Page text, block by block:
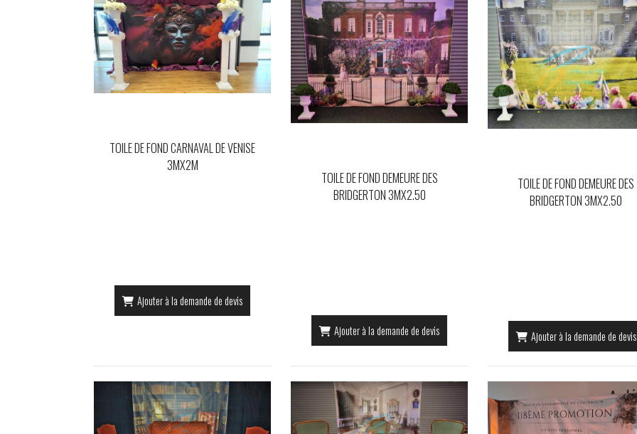
TOILE DE FOND CARNAVAL DE VENISE
3MX2M
Ajouter à la demande de devis
TOILE DE FOND DEMEURE DES
BRIDGERTON 3MX2.50
Ajouter à la demande de devis
TOILE DE FOND DEMEURE DES
BRIDGERTON 3MX2.50
Ajouter à la demande de devis